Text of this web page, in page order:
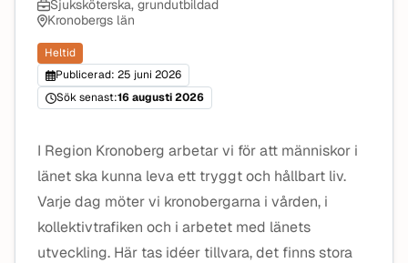
Sjuksköterska, grundutbildad
Kronobergs län
Heltid
Publicerad: 25 juni 2026
Sök senast:16 augusti 2026
I Region Kronoberg arbetar vi för att människor i
länet ska kunna leva ett tryggt och hållbart liv.
Varje dag möter vi kronobergarna i vården, i
kollektivtrafiken och i arbetet med länets
utveckling. Här tas idéer tillvara, det finns stora